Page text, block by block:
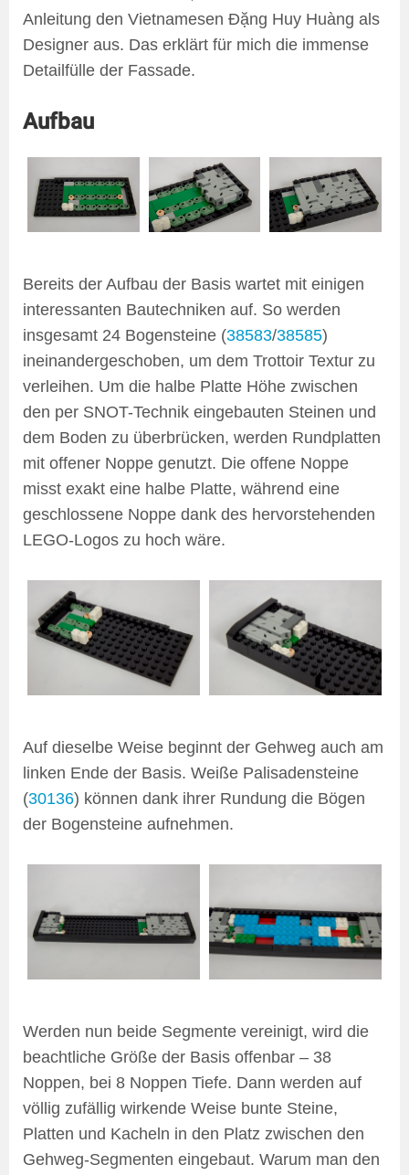
Anleitung den Vietnamesen Đặng Huy Huàng als
Designer aus. Das erklärt für mich die immense
Detailfülle der Fassade.
Aufbau
Bereits der Aufbau der Basis wartet mit einigen
interessanten Bautechniken auf. So werden
insgesamt 24 Bogensteine (38583/38585)
ineinandergeschoben, um dem Trottoir Textur zu
verleihen. Um die halbe Platte Höhe zwischen
den per SNOT-Technik eingebauten Steinen und
dem Boden zu überbrücken, werden Rundplatten
mit offener Noppe genutzt. Die offene Noppe
misst exakt eine halbe Platte, während eine
geschlossene Noppe dank des hervorstehenden
LEGO-Logos zu hoch wäre.
Auf dieselbe Weise beginnt der Gehweg auch am
linken Ende der Basis. Weiße Palisadensteine
(30136) können dank ihrer Rundung die Bögen
der Bogensteine aufnehmen.
Werden nun beide Segmente vereinigt, wird die
beachtliche Größe der Basis offenbar – 38
Noppen, bei 8 Noppen Tiefe. Dann werden auf
völlig zufällig wirkende Weise bunte Steine,
Platten und Kacheln in den Platz zwischen den
Gehweg-Segmenten eingebaut. Warum man den